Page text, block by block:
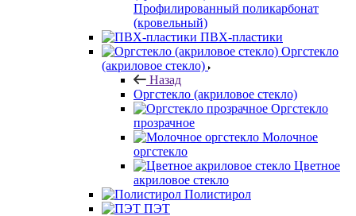
Профилированный поликарбонат
(кровельный)
ПВХ-пластики
Оргстекло
(акриловое стекло)
Назад
Оргстекло (акриловое стекло)
Оргстекло
прозрачное
Молочное
оргстекло
Цветное
акриловое стекло
Полистирол
ПЭТ